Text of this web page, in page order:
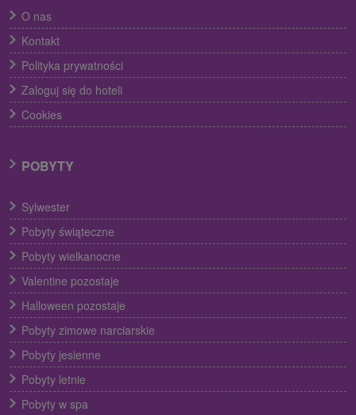
O nas
Kontakt
Polityka prywatności
Zaloguj się do hoteli
Cookies
POBYTY
Sylwester
Pobyty świąteczne
Pobyty wielkanocne
Valentine pozostaje
Halloween pozostaje
Pobyty zimowe narciarskie
Pobyty jesienne
Pobyty letnie
Pobyty w spa